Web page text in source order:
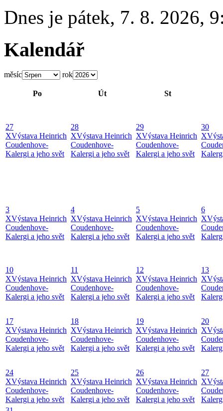
Dnes je pátek, 7. 8. 2026,
Kalendář
měsíc rok
Po Út St
27
XVýstava Heinrich
Coudenhove-
Kalergi a jeho svět
28
XVýstava Heinrich
Coudenhove-
Kalergi a jeho svět
29
XVýstava Heinrich
Coudenhove-
Kalergi a jeho svět
30
X
3
XVýstava Heinrich
Coudenhove-
Kalergi a jeho svět
4
XVýstava Heinrich
Coudenhove-
Kalergi a jeho svět
5
XVýstava Heinrich
Coudenhove-
Kalergi a jeho svět
6
X
10
XVýstava Heinrich
Coudenhove-
Kalergi a jeho svět
11
XVýstava Heinrich
Coudenhove-
Kalergi a jeho svět
12
XVýstava Heinrich
Coudenhove-
Kalergi a jeho svět
13
X
17
XVýstava Heinrich
Coudenhove-
Kalergi a jeho svět
18
XVýstava Heinrich
Coudenhove-
Kalergi a jeho svět
19
XVýstava Heinrich
Coudenhove-
Kalergi a jeho svět
20
X
24
XVýstava Heinrich
Coudenhove-
Kalergi a jeho svět
25
XVýstava Heinrich
Coudenhove-
Kalergi a jeho svět
26
XVýstava Heinrich
Coudenhove-
Kalergi a jeho svět
27
X